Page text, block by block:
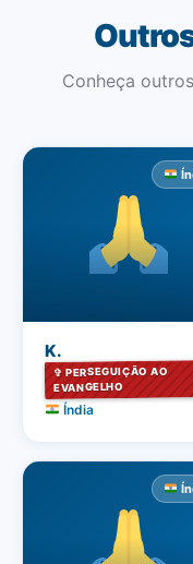
Conheça
K.
✞ PERSEGUIÇÃO AO
EVANGELHO
Índia